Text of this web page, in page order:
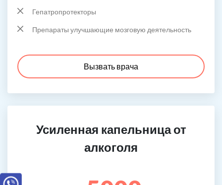
Гепатропротекторы
Препараты улучшающие мозговую деятельность
Вызвать врача
Усиленная капельница от
алкоголя